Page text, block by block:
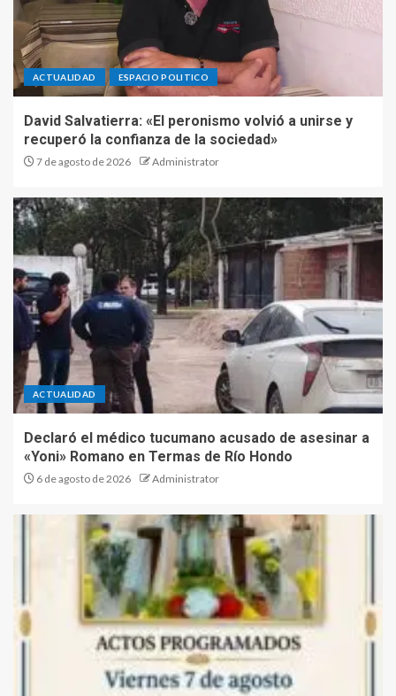
ACTUALIDAD ESPACIO POLITICO
David Salvatierra: «El peronismo volvió a unirse y
recuperó la confianza de la sociedad»
7 de agosto de 2026 Administrator
ACTUALIDAD
Declaró el médico tucumano acusado de asesinar a
«Yoni» Romano en Termas de Río Hondo
6 de agosto de 2026 Administrator